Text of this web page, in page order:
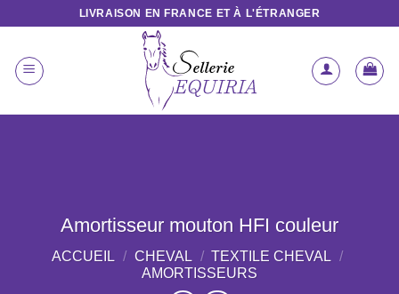
contenu
LIVRAISON EN FRANCE ET À L'ÉTRANGER
Amortisseur mouton HFI couleur
ACCUEIL / CHEVAL / TEXTILE CHEVAL /
AMORTISSEURS